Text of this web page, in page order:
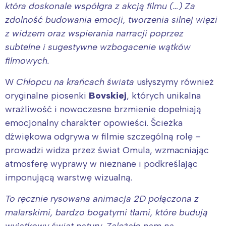
która doskonale współgra z akcją filmu (…) Za
zdolność budowania emocji, tworzenia silnej więzi
z widzem oraz wspierania narracji poprzez
subtelne i sugestywne wzbogacenie wątków
filmowych.
W Chłopcu na krańcach świata usłyszymy również
oryginalne piosenki Bovskiej, których unikalna
wrażliwość i nowoczesne brzmienie dopełniają
emocjonalny charakter opowieści. Ścieżka
dźwiękowa odgrywa w filmie szczególną rolę –
prowadzi widza przez świat Omula, wzmacniając
atmosferę wyprawy w nieznane i podkreślając
imponującą warstwę wizualną.
To ręcznie rysowana animacja 2D połączona z
malarskimi, bardzo bogatymi tłami, które budują